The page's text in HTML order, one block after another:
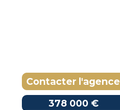
Contacter l'agence
378 000 €